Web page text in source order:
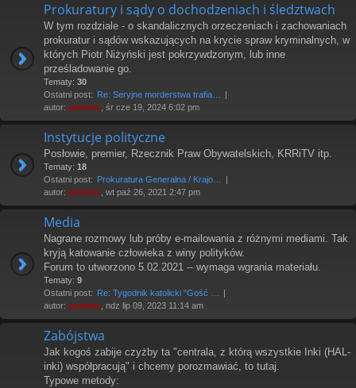
Prokuratury i sądy o dochodzeniach i śledztwach
W tym rozdziale - o skandalicznych orzeczeniach i zachowaniach
prokuratur i sądów wskazujących na krycie spraw kryminalnych, w
których Piotr Niżyński jest pokrzywdzonym, lub inne
prześladowanie go.
Tematy: 30
Ostatni post: Re: Seryjne morderstwa trafia…
autor: piotrniz , śr cze 19, 2024 6:02 pm
Instytucje polityczne
Posłowie, premier, Rzecznik Praw Obywatelskich, KRRiTV itp.
Tematy: 18
Ostatni post: Prokuratura Generalna / Krajo…
autor: piotrniz , wt paź 26, 2021 2:47 pm
Media
Nagrane rozmowy lub próby e-mailowania z różnymi mediami. Tak
kryją katowanie człowieka z winy polityków.
Forum to utworzono 5.02.2021 -- wymaga wgrania materiału.
Tematy: 9
Ostatni post: Re: Tygodnik katolicki "Gość …
autor: piotrniz , ndz lip 09, 2023 11:14 am
Zabójstwa
Jak kogoś zabije czyżby ta "centrala, z którą wszystkie Inki (HAL-
inki) współpracują" i chcemy porozmawiać, to tutaj.
Typowe metody: